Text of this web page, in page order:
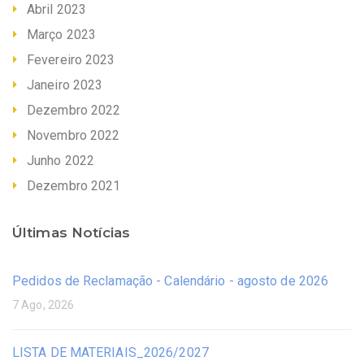
Abril 2023
Março 2023
Fevereiro 2023
Janeiro 2023
Dezembro 2022
Novembro 2022
Junho 2022
Dezembro 2021
Últimas Notícias
Pedidos de Reclamação - Calendário - agosto de 2026
7 Ago, 2026
LISTA DE MATERIAIS_2026/2027